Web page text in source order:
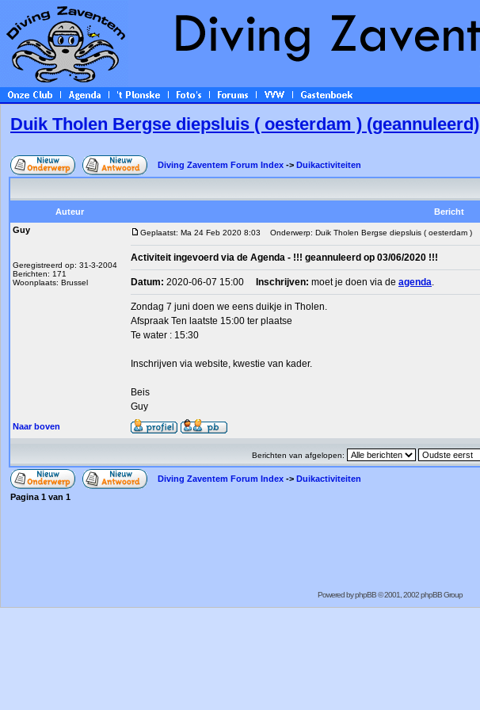
Duik Tholen Bergse diepsluis ( oesterdam ) (geannuleerd)
Diving Zaventem Forum Index -> Duikactiviteiten
Auteur
Bericht
Guy
Geregistreerd op: 31-3-2004
Berichten: 171
Woonplaats: Brussel
Geplaatst: Ma 24 Feb 2020 8:03 Onderwerp: Duik Tholen Bergse diepsluis ( oesterdam )
Activiteit ingevoerd via de Agenda - !!! geannuleerd op 03/06/2020 !!!
Datum: 2020-06-07 15:00 Inschrijven: moet je doen via de agenda.
Zondag 7 juni doen we eens duikje in Tholen.
Afspraak Ten laatste 15:00 ter plaatse
Te water : 15:30
Inschrijven via website, kwestie van kader.
Beis
Guy
Naar boven
Berichten van afgelopen:
Diving Zaventem Forum Index -> Duikactiviteiten
Pagina 1 van 1
Powered byphpBB© 2001, 2002 phpBB Group